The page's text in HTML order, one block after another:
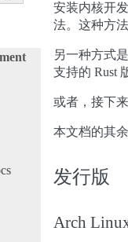
安装内核开
法。这种方
另一种方式
支持的 Rust
或者，接下
本文档的其
发行版
Arch